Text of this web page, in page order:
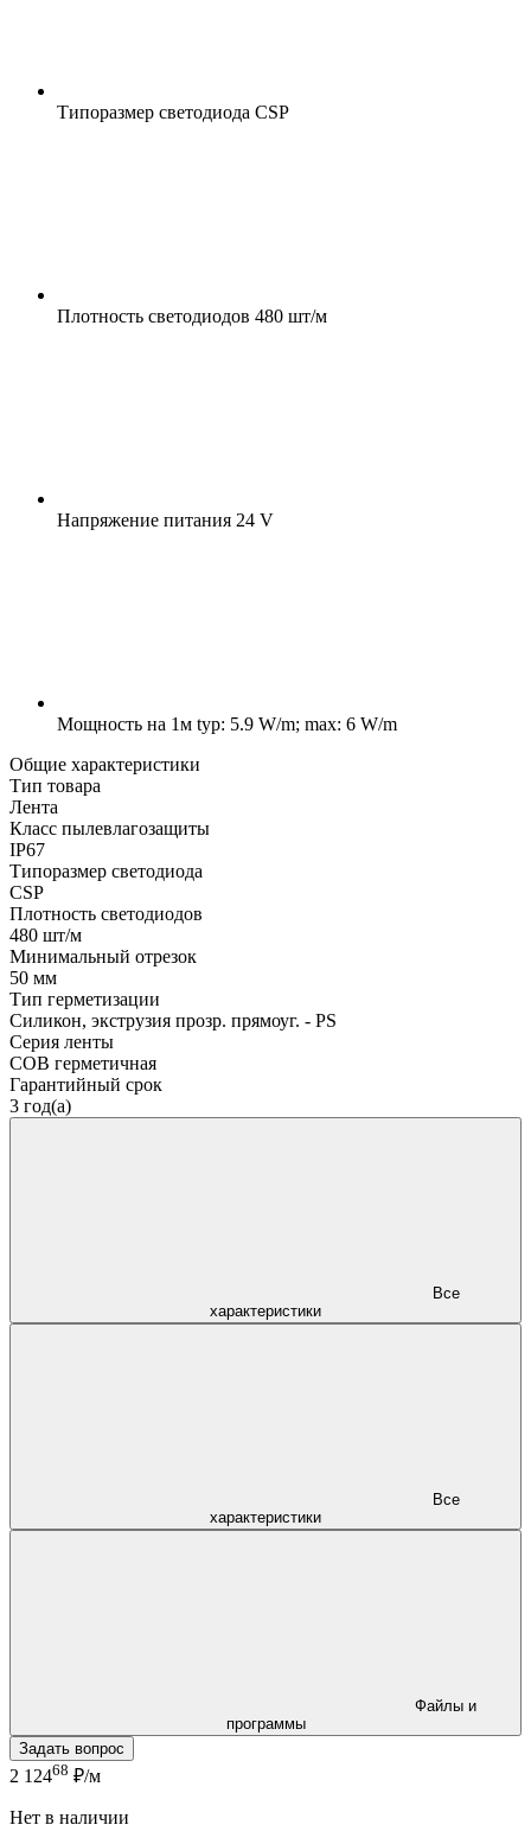
Типоразмер светодиода CSP
Плотность светодиодов 480 шт/м
Напряжение питания 24 V
Мощность на 1м typ: 5.9 W/m; max: 6 W/m
Общие характеристики
Тип товара
Лента
Класс пылевлагозащиты
IP67
Типоразмер светодиода
CSP
Плотность светодиодов
480 шт/м
Минимальный отрезок
50 мм
Тип герметизации
Силикон, экструзия прозр. прямоуг. - PS
Серия ленты
COB герметичная
Гарантийный срок
3 год(а)
характеристики
характеристики
программы
Задать вопрос
2 12468 ₽/м
Нет в наличии